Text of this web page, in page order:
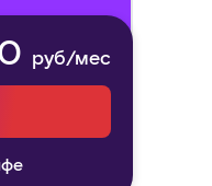
руб/мес